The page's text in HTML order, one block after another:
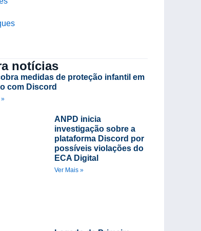
notícias
medidas de proteção infantil em
com Discord
»
ANPD inicia
investigação sobre a
plataforma Discord por
possíveis violações do
ECA Digital
Ver Mais »